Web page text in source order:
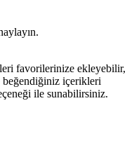
favorilerinize ekleyebilir,
içerikleri
ile sunabilirsiniz.